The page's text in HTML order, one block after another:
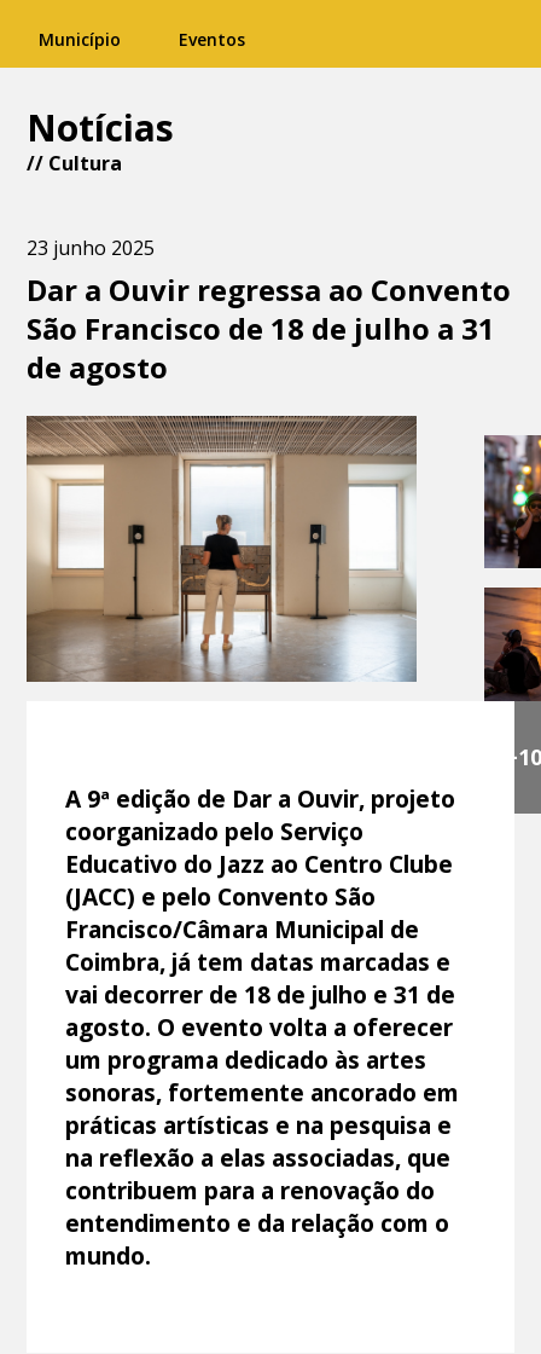
Município Eventos
Notícias
// Cultura
23 junho 2025
Dar a Ouvir regressa ao Convento
São Francisco de 18 de julho a 31
de agosto
+10
A 9ª edição de Dar a Ouvir, projeto
coorganizado pelo Serviço
Educativo do Jazz ao Centro Clube
(JACC) e pelo Convento São
Francisco/Câmara Municipal de
Coimbra, já tem datas marcadas e
vai decorrer de 18 de julho e 31 de
agosto. O evento volta a oferecer
um programa dedicado às artes
sonoras, fortemente ancorado em
práticas artísticas e na pesquisa e
na reflexão a elas associadas, que
contribuem para a renovação do
entendimento e da relação com o
mundo.